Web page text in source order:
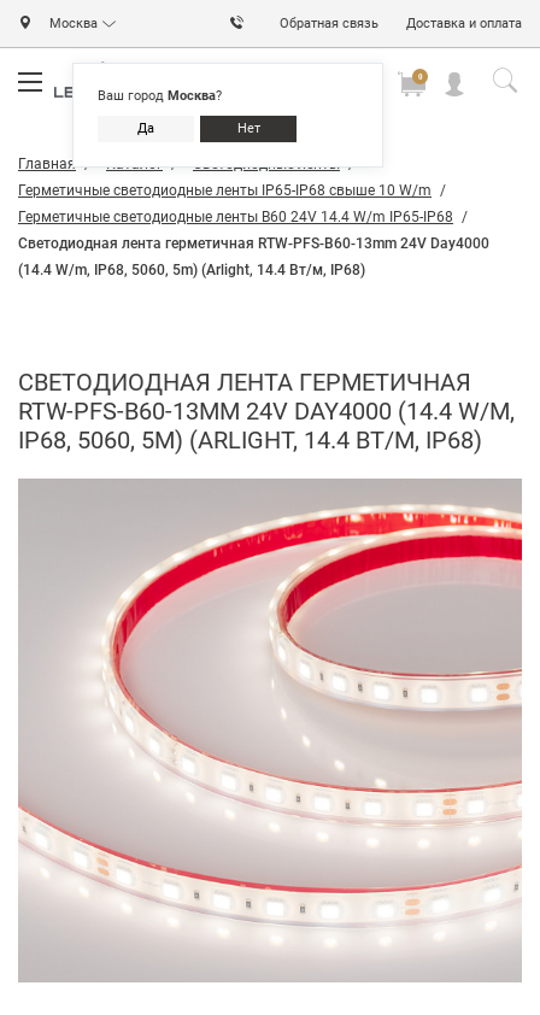
Москва
Ваш город Москва?
Да Нет
Обратная связь Доставка и оплата
0
Главная Каталог
Светодиодные ленты
Герметичные светодиодные ленты IP65-IP68 свыше 10 W/m
Герметичные светодиодные ленты B60 24V 14.4 W/m IP65-IP68
Светодиодная лента герметичная RTW-PFS-B60-13mm 24V Day4000
(14.4 W/m, IP68, 5060, 5m) (Arlight, 14.4 Вт/м, IP68)
СВЕТОДИОДНАЯ ЛЕНТА ГЕРМЕТИЧНАЯ
RTW-PFS-B60-13MM 24V DAY4000 (14.4 W/M,
IP68, 5060, 5M) (ARLIGHT, 14.4 ВТ/М, IP68)